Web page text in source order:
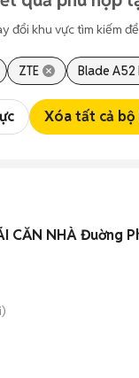
đổi khu vực tìm kiếm
ZTE Blade A52
Xóa tất cả bộ
PHÁT MÃI CĂN